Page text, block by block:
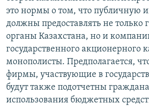
это нормы о том, что публичную
должны предоставлять не только
органы Казахстана, но и
государственного акционерного
монополисты. Предполагается,
фирмы, участвующие в
будут также подотчетны
использования бюджетных